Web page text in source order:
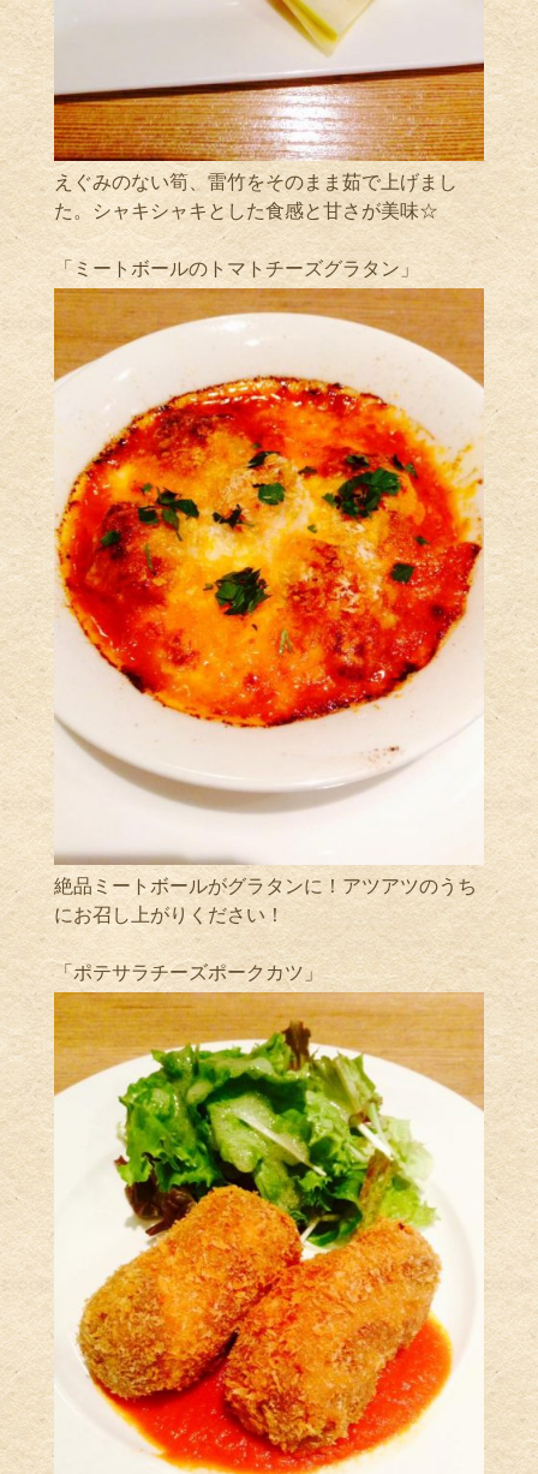
えぐみのない筍、雷竹をそのまま茹で上げまし
た。シャキシャキとした食感と甘さが美味☆
「ミートボールのトマトチーズグラタン」
絶品ミートボールがグラタンに！アツアツのうち
にお召し上がりください！
「ポテサラチーズポークカツ」